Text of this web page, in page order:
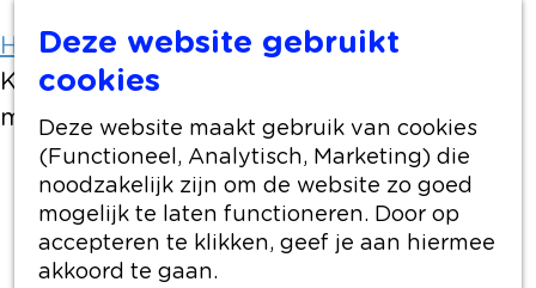
Deze website gebruikt
cookies
Deze website maakt gebruik van cookies
(Functioneel, Analytisch, Marketing) die
noodzakelijk zijn om de website zo goed
mogelijk te laten functioneren. Door op
accepteren te klikken, geef je aan hiermee
akkoord te gaan.
Home
Artikelen
Kledingbank Groene Hart: Modewinkel voor
minima opent haar deuren
2 maart 2023 | | |